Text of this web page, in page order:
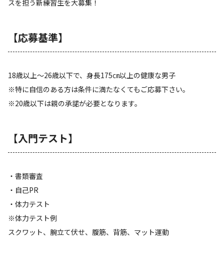
スを担う新練習生を大募集！
【応募基準】
18歳以上～26歳以下で、身長175㎝以上の健康な男子
※特に自信のある方は条件に満たなくてもご応募下さい。
※20歳以下は親の承諾が必要となります。
【入門テスト】
・書類審査
・自己PR
・体力テスト
※体力テスト例
スクワット、腕立て伏せ、腹筋、背筋、マット運動